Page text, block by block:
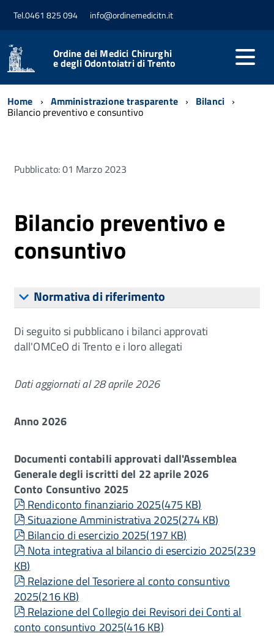
Tel.0461 825 094 info@ordinemedicitn.it
Ordine dei Medici Chirurghi
e degli Odontoiatri di Trento
Home Amministrazione trasparente Bilanci
Bilancio preventivo e consuntivo
Pubblicato: 01 Marzo 2023
Bilancio preventivo e
consuntivo
Normativa di riferimento
Di seguito si pubblicano i bilanci approvati
dall'OMCeO di Trento e i loro allegati
Dati aggiornati al 28 aprile 2026
Anno 2026
Documenti contabili approvati dall'Assemblea
Generale degli iscritti del 22 aprile 2026
Conto Consuntivo 2025
pdf
Rendiconto finanziario 2025(475 KB)
pdf
Situazione Amministrativa 2025(274 KB)
pdf
Bilancio di esercizio 2025(197 KB)
pdf
Nota integrativa al bilancio di esercizio 2025(239
KB)
pdf
Relazione del Tesoriere al conto consuntivo
2025(216 KB)
pdf
Relazione del Collegio dei Revisori dei Conti al
conto consuntivo 2025(416 KB)